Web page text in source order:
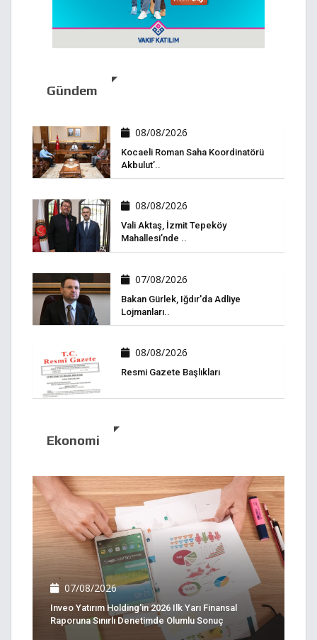
Gündem
08/08/2026
Kocaeli Roman Saha Koordinatörü
Akbulut’..
08/08/2026
Vali Aktaş, İzmit Tepeköy
Mahallesi’nde ..
07/08/2026
Bakan Gürlek, Iğdır'da Adliye
Lojmanları..
08/08/2026
Resmi Gazete Başlıkları
Ekonomi
07/08/2026
Inveo Yatırım Holding'in 2026 Ilk Yarı Finansal
Raporuna Sınırlı Denetimde Olumlu Sonuç